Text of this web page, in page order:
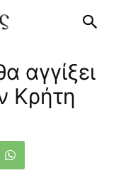
αγγίξει
Κρήτη